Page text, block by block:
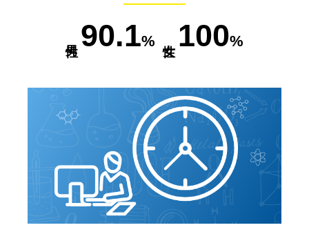
90.1% 100%